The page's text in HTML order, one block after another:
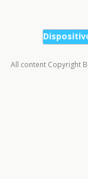
All content Copyright